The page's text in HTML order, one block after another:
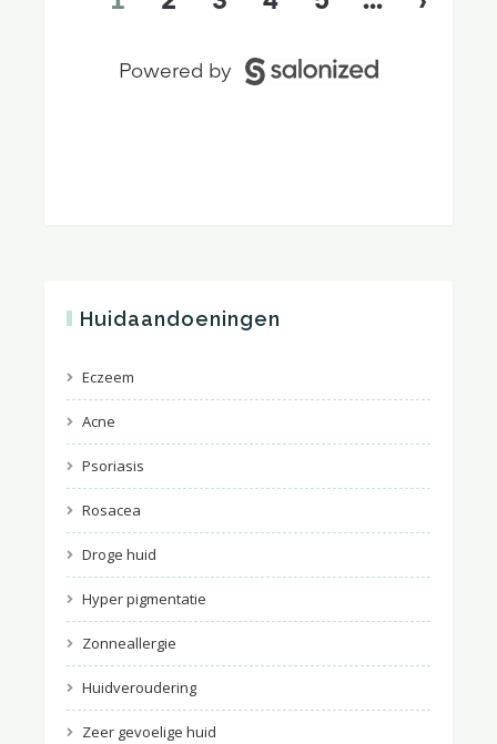
Huidaandoeningen
Eczeem
Acne
Psoriasis
Rosacea
Droge huid
Hyper pigmentatie
Zonneallergie
Huidveroudering
Zeer gevoelige huid